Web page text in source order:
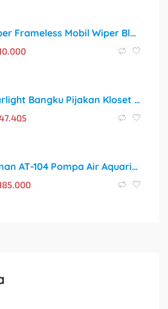
Wiper Frameless Mobil Wiper Blade 14″ Inch | Stock Ready!
Starlight Bangku Pijakan Kloset HSB115: Solusi Sehat untuk Toilet Duduk
Atman AT-104 Pompa Air Aquarium/Aquascape/Kolam Submersible Water Pump AT104